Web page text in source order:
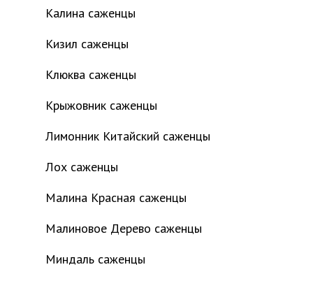
Калина саженцы
Кизил саженцы
Клюква саженцы
Крыжовник саженцы
Лимонник Китайский саженцы
Лох саженцы
Малина Красная саженцы
Малиновое Дерево саженцы
Миндаль саженцы